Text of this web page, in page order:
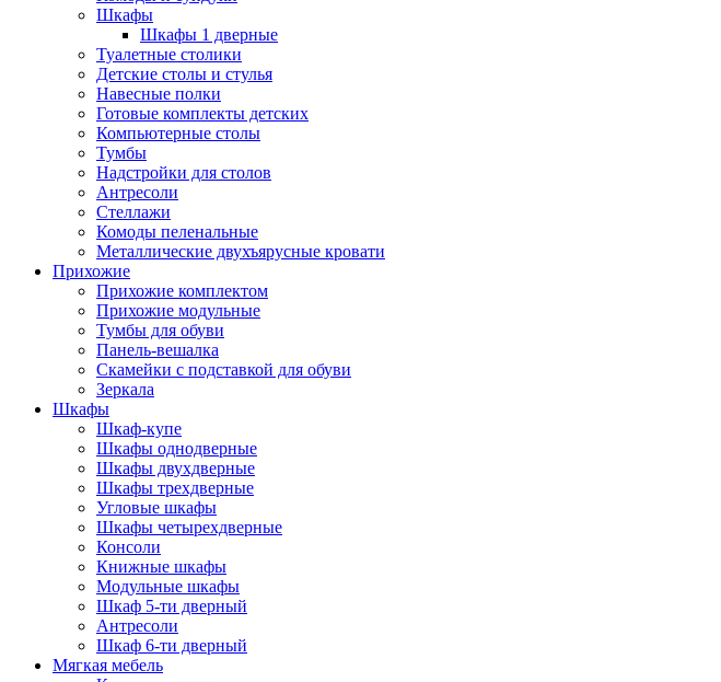
Шкафы
Шкафы 1 дверные
Туалетные столики
Детские столы и стулья
Навесные полки
Готовые комплекты детских
Компьютерные столы
Тумбы
Надстройки для столов
Антресоли
Стеллажи
Комоды пеленальные
Металлические двухъярусные кровати
Прихожие
Прихожие комплектом
Прихожие модульные
Тумбы для обуви
Панель-вешалка
Скамейки с подставкой для обуви
Зеркала
Шкафы
Шкаф-купе
Шкафы однодверные
Шкафы двухдверные
Шкафы трехдверные
Угловые шкафы
Шкафы четырехдверные
Консоли
Книжные шкафы
Модульные шкафы
Шкаф 5-ти дверный
Антресоли
Шкаф 6-ти дверный
Мягкая мебель